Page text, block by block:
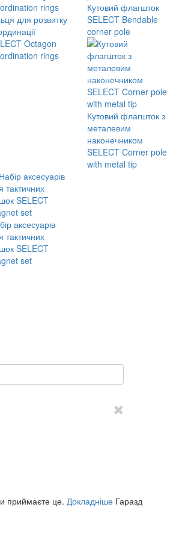
для розвитку
Octagon
rings
Кутовий флагшток
SELECT Bendable
corner pole
Кутовий флагшток з
металевим
наконечником
SELECT Corner pole
with metal tip
аксесуарів
тактичних
SELECT
set
приймаєте це. Докладніше Гаразд